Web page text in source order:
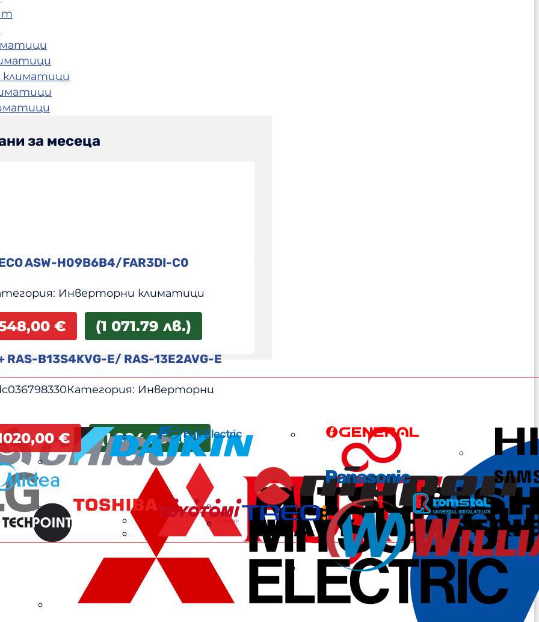
климатици
за месеца
ASW-H09B6B4/FAR3DI-C0
Инверторни климатици
€ (1 071.79 лв.)
RAS-B13S4KVG-E/ RAS-13E2AVG-E
Категория: Инверторни
€ (1 994.95 лв.)